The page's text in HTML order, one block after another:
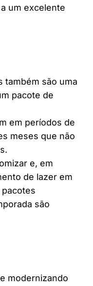
um excelente
também são uma
pacote de
em períodos de
meses que não
e, em
de lazer em
são
modernizando